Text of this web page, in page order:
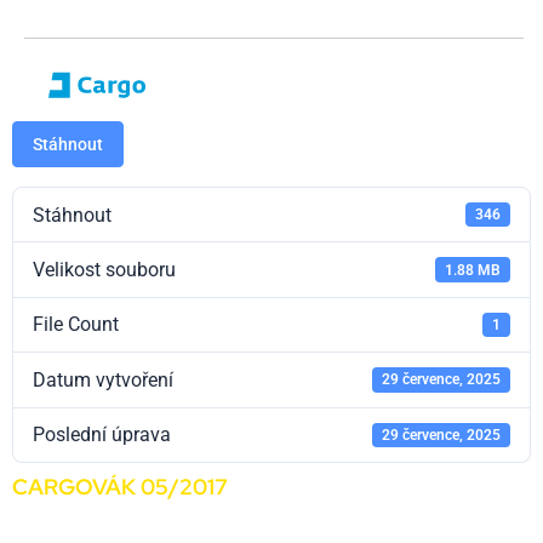
Stáhnout
Stáhnout 346
Velikost souboru 1.88 MB
File Count 1
Datum vytvoření 29 července, 2025
Poslední úprava 29 července, 2025
CARGOVÁK 05/2017